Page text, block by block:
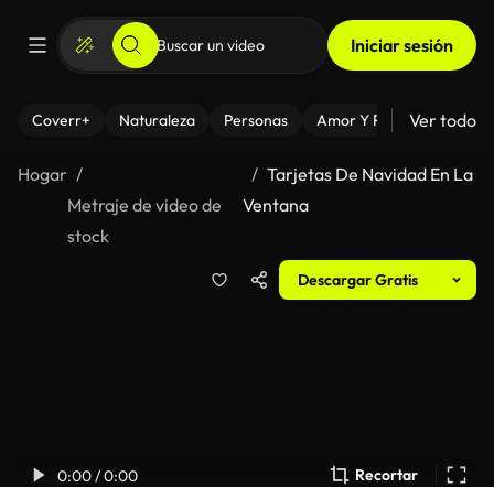
Iniciar sesión
Coverr+ Naturaleza Personas Amor Y Relaciones
Ver todo
Hogar
Metraje de video de
stock
Tarjetas De Navidad En La
Ventana
Descargar Gratis
0:00 / 0:00 Recortar